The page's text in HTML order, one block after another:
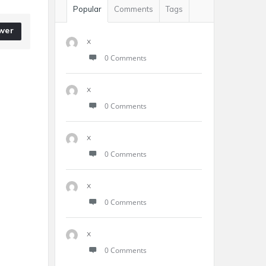
Popular Comments Tags
x
0 Comments
x
0 Comments
x
0 Comments
x
0 Comments
x
0 Comments